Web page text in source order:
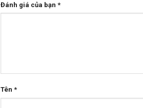
Đánh giá của bạn *
Tên *